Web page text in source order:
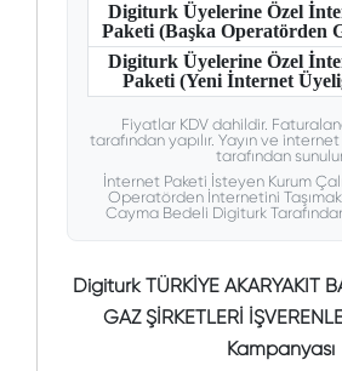
Digiturk Üyelerine Özel
Paketi (Başka Operatörden
Digiturk Üyelerine Özel
Paketi (Yeni İnternet
Fiyatlar KDV dahildir.
tarafından yapılır. Yayın ve
tarafından
İnternet Paketi İsteyen Kurum
Operatörden İnternetini
Cayma Bedeli Digiturk
Digiturk TÜRKİYE AKARYAKIT
GAZ ŞİRKETLERİ
Kampanyası